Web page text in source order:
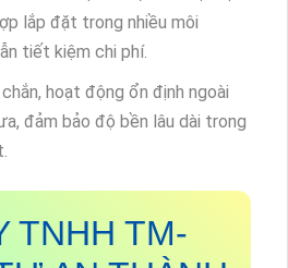
lắp đặt trong nhiều môi
tiết kiệm chi phí.
hoạt động ổn định ngoài
đảm bảo độ bền lâu dài trong
TNHH TM-